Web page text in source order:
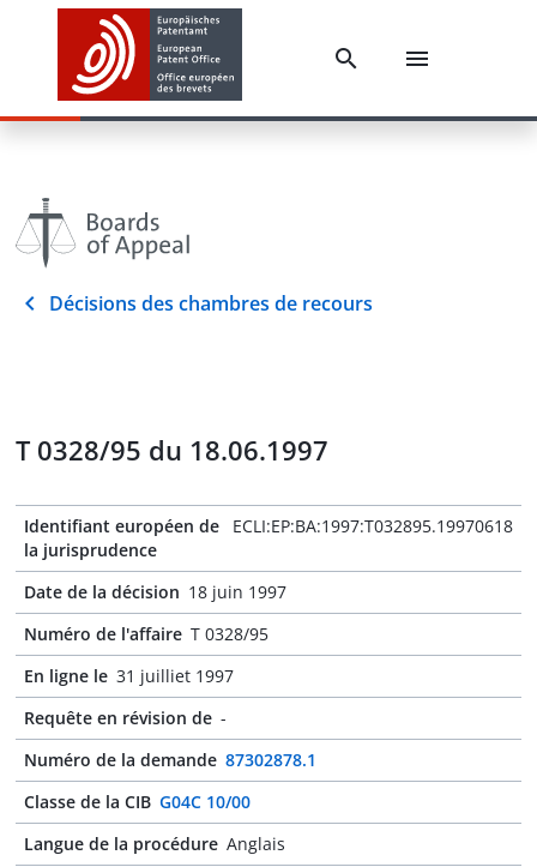
Décisions des chambres de recours
T 0328/95 du 18.06.1997
Identifiant européen de
la jurisprudence
ECLI:EP:BA:1997:T032895.19970618
Date de la décision 18 juin 1997
Numéro de l'affaire T 0328/95
En ligne le 31 juilliet 1997
Requête en révision de -
Numéro de la demande 87302878.1
Classe de la CIB G04C 10/00
Langue de la procédure Anglais